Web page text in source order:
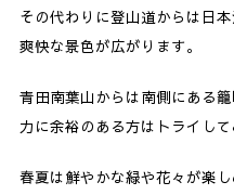
その代わりに登山道からは日
爽快な景色が広がります。
青田南葉山からは南側にある
力に余裕のある方はトライして
春夏は鮮やかな緑や花々が楽